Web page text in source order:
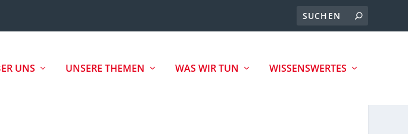
UNS UNSERE THEMEN WAS WIR TUN WISSENSWERTES